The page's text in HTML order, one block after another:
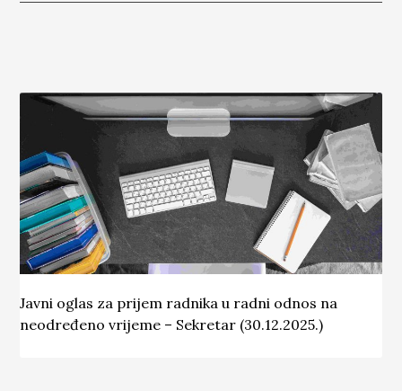
Javni oglas za prijem radnika u radni odnos na
neodređeno vrijeme – Sekretar (30.12.2025.)